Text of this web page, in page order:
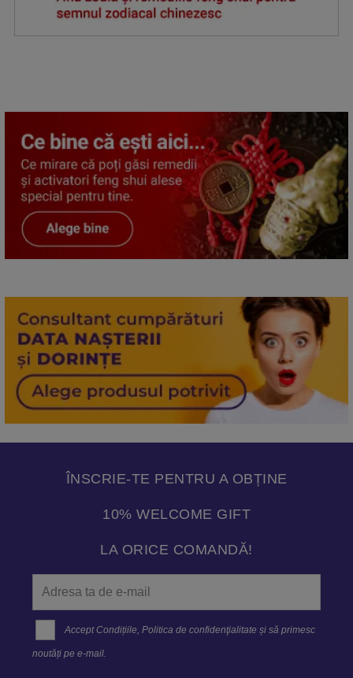
ÎNSCRIE-TE PENTRU A OBȚINE
10% WELCOME GIFT
LA ORICE COMANDĂ!
Accept Condițiile,Politica de confidenţialitate și să primesc
noutăți pe e-mail.